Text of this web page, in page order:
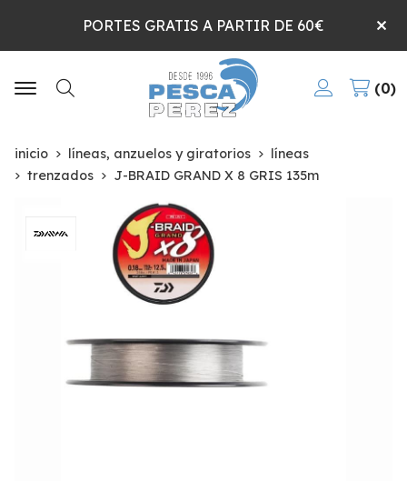
PORTES GRATIS A PARTIR DE 60€
Buscar
0
inicio líneas, anzuelos y giratorios
líneas
trenzados
J-BRAID GRAND X 8 GRIS 135m